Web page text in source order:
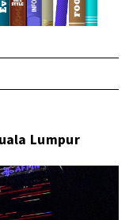
Lumpur